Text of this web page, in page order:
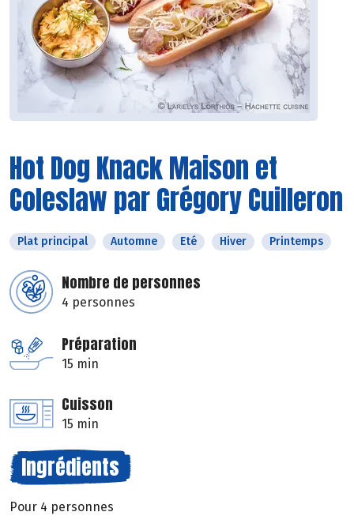
Hot Dog Knack Maison et
Coleslaw par Grégory Cuilleron
Plat principal Automne Eté Hiver Printemps
Nombre de personnes
4 personnes
Préparation
15 min
Cuisson
15 min
Ingrédients
Pour 4 personnes